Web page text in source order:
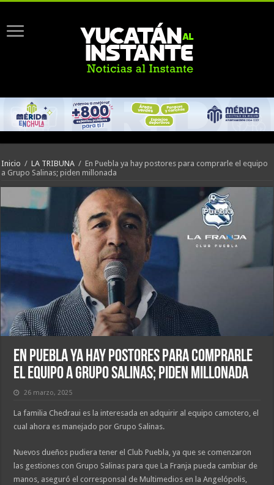
Inicio / LA TRIBUNA / En Puebla ya hay postores para comprarle el equipo
a Grupo Salinas; piden millonada
En Puebla ya hay postores para comprarle
el equipo a Grupo Salinas; piden millonada
26 marzo, 2025
La familia Chedraui es la interesada en adquirir al equipo camotero, el
cual ahora es manejado por Grupo Salinas.
Nuevos dueños pudiera tener el Club Puebla, ya que se comenzaron
las gestiones con Grupo Salinas para que La Franja pueda cambiar de
manos, aseguró el corresponsal de Multimedios en la Angelópolis,